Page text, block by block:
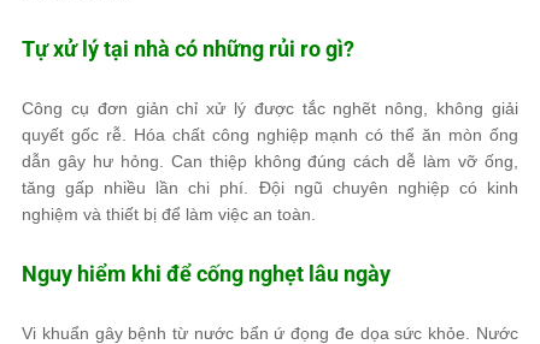
Tự xử lý tại nhà có những rủi ro gì?
Công cụ đơn giản chỉ xử lý được tắc nghẽt nông, không giải
quyết gốc rễ. Hóa chất công nghiệp mạnh có thể ăn mòn ống
dẫn gây hư hỏng. Can thiệp không đúng cách dễ làm vỡ ống,
tăng gấp nhiều lần chi phí. Đội ngũ chuyên nghiệp có kinh
nghiệm và thiết bị để làm việc an toàn.
Nguy hiểm khi để cống nghẹt lâu ngày
Vi khuẩn gây bệnh từ nước bẩn ứ đọng đe dọa sức khỏe. Nước